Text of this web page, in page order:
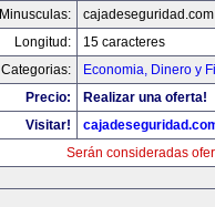
Minusculas:
cajadeseguridad.com
Longitud:
15 caracteres
Categorias:
Economia, Dinero y
Precio:
Realizar una oferta!
Visitar!
Serán consideradas